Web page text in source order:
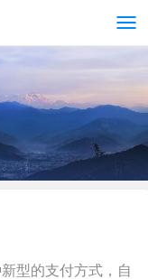
型的支付方式，自